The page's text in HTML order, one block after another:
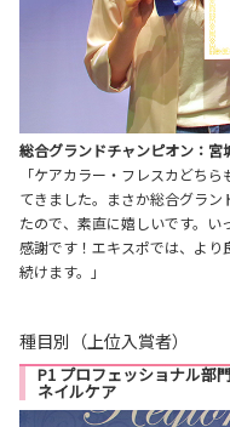
総合グランドチャンピオン：
「ケアカラー・フレスカどち
てきました。まさか総合グラン
たので、素直に嬉しいです。い
感謝です！エキスポでは、よ
続けます。」
種目別（上位入賞者）
P1 プロフェッショナル部門
ネイルケア